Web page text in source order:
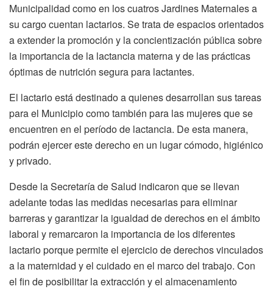
Municipalidad como en los cuatros Jardines Maternales a
su cargo cuentan lactarios. Se trata de espacios orientados
a extender la promoción y la concientización pública sobre
la importancia de la lactancia materna y de las prácticas
óptimas de nutrición segura para lactantes.
El lactario está destinado a quienes desarrollan sus tareas
para el Municipio como también para las mujeres que se
encuentren en el período de lactancia. De esta manera,
podrán ejercer este derecho en un lugar cómodo, higiénico
y privado.
Desde la Secretaría de Salud indicaron que se llevan
adelante todas las medidas necesarias para eliminar
barreras y garantizar la igualdad de derechos en el ámbito
laboral y remarcaron la importancia de los diferentes
lactario porque permite el ejercicio de derechos vinculados
a la maternidad y el cuidado en el marco del trabajo. Con
el fin de posibilitar la extracción y el almacenamiento